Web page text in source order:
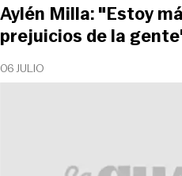
06 JULIO
Aylén Milla: "Estoy
prejuicios de la